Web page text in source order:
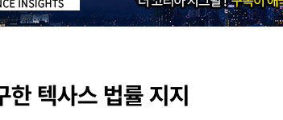
텍사스 법률 지지